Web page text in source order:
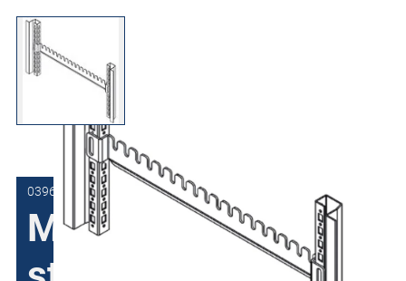
0396-0009-40-00
Montagesysteem